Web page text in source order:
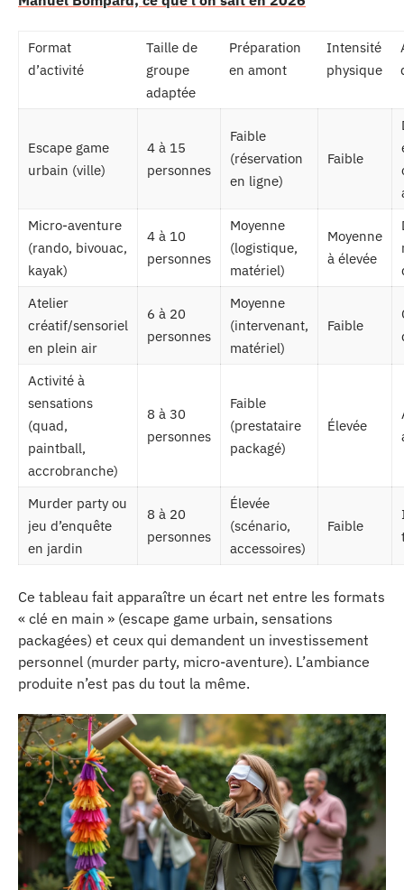
Format
d’activité
Taille de
groupe
adaptée
Préparation
en amont
Intensité
physique
Escape game
urbain (ville)
4 à 15
personnes
Faible
(réservation
en ligne)
Faible
Micro-aventure
(rando, bivouac,
kayak)
4 à 10
personnes
Moyenne
(logistique,
matériel)
Moyenne
à élevée
Atelier
créatif/sensoriel
en plein air
6 à 20
personnes
Moyenne
(intervenant,
matériel)
Faible
Activité à
sensations
(quad,
paintball,
accrobranche)
8 à 30
personnes
Faible
(prestataire
packagé)
Élevée
Murder party ou
jeu d’enquête
en jardin
8 à 20
personnes
Élevée
(scénario,
accessoires)
Faible
Ce tableau fait apparaître un écart net entre les formats
« clé en main » (escape game urbain, sensations
packagées) et ceux qui demandent un investissement
personnel (murder party, micro-aventure). L’ambiance
produite n’est pas du tout la même.